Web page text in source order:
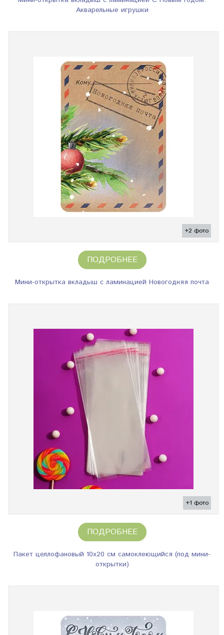
Акварельные игрушки
+2 фото
ПОДРОБНЕЕ
Мини-открытка вкладыш с ламинацией Новогодняя почта
+1 фото
ПОДРОБНЕЕ
Пакет целлофановый 10х20 см самоклеющийся (под мини-
открытки)